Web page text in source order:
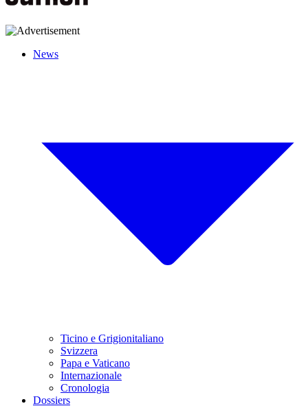
News
Ticino e Grigionitaliano
Svizzera
Papa e Vaticano
Internazionale
Cronologia
Dossiers